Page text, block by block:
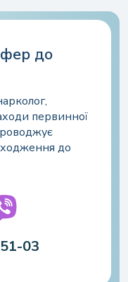
до
первинної
до
03